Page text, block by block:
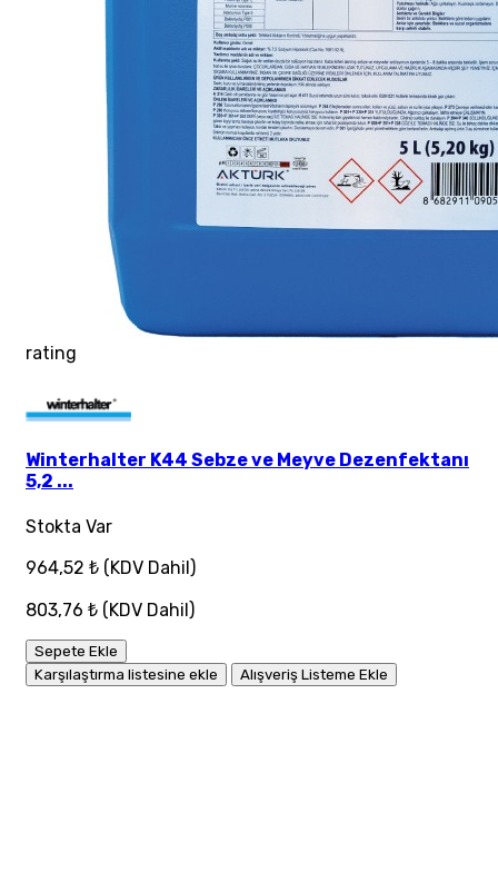
rating
Winterhalter K44 Sebze ve Meyve Dezenfektanı
5,2 ...
Stokta Var
964,52 ₺ (KDV Dahil)
803,76 ₺ (KDV Dahil)
Sepete Ekle
Karşılaştırma listesine ekle
Alışveriş Listeme Ekle